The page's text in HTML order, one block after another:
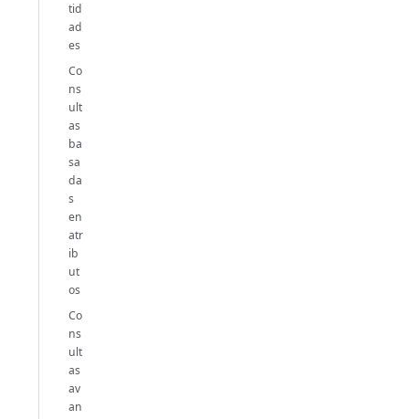
tid
ad
es
Co
ns
ult
as
ba
sa
da
s
en
atr
ib
ut
os
Co
ns
ult
as
av
an